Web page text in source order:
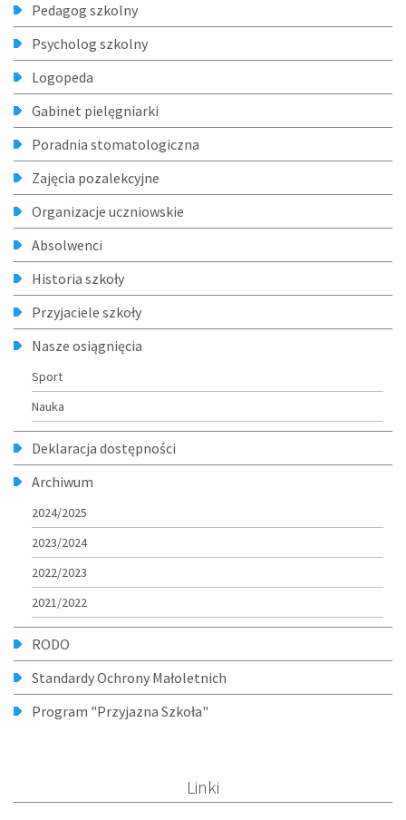
Pedagog szkolny
Psycholog szkolny
Logopeda
Gabinet pielęgniarki
Poradnia stomatologiczna
Zajęcia pozalekcyjne
Organizacje uczniowskie
Absolwenci
Historia szkoły
Przyjaciele szkoły
Nasze osiągnięcia
Sport
Nauka
Deklaracja dostępności
Archiwum
2024/2025
2023/2024
2022/2023
2021/2022
RODO
Standardy Ochrony Małoletnich
Program "Przyjazna Szkoła"
Linki